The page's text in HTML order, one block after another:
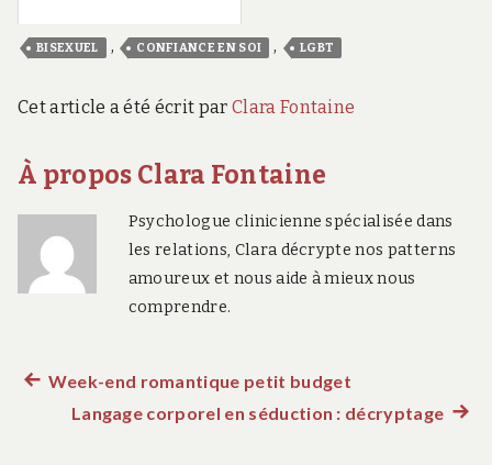
BISEXUEL , CONFIANCE EN SOI , LGBT
Cet article a été écrit par Clara Fontaine
À propos Clara Fontaine
Psychologue clinicienne spécialisée dans
les relations, Clara décrypte nos patterns
amoureux et nous aide à mieux nous
comprendre.
Navigation
Article
précédent :
Week-end romantique petit budget
Langage corporel en séduction : décryptage